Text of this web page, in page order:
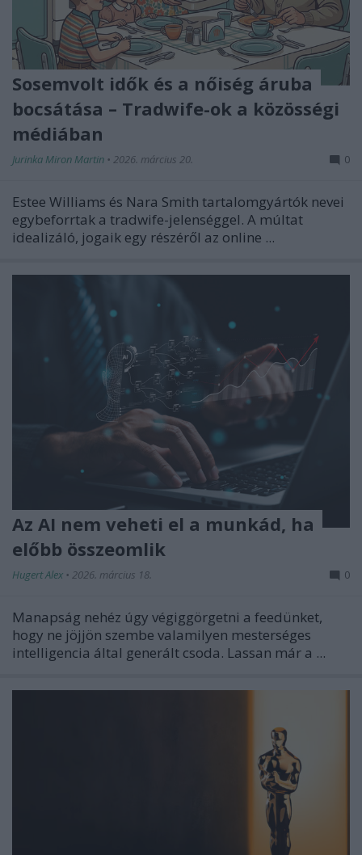
Sosemvolt idők és a nőiség áruba
bocsátása – Tradwife-ok a közösségi
médiában
Jurinka Miron Martin • 2026. március 20. 0
Estee Williams és Nara Smith tartalomgyártók nevei
egybeforrtak a tradwife-jelenséggel. A múltat
idealizáló, jogaik egy részéről az online ...
Az AI nem veheti el a munkád, ha
előbb összeomlik
Hugert Alex • 2026. március 18. 0
Manapság nehéz úgy végiggörgetni a feedünket,
hogy ne jöjjön szembe valamilyen mesterséges
intelligencia által generált csoda. Lassan már a ...